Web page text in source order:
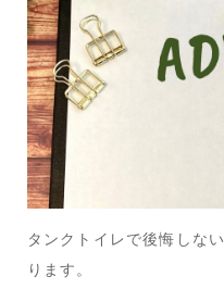
タンクトイレで後悔しな
ります。